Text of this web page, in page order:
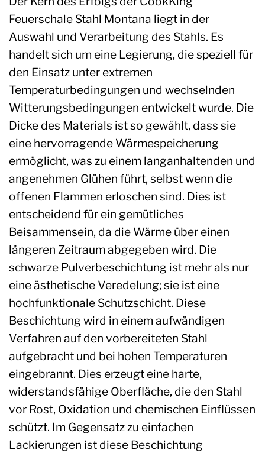
Feuerschale Stahl Montana liegt in der
Auswahl und Verarbeitung des Stahls. Es
handelt sich um eine Legierung, die speziell für
den Einsatz unter extremen
Temperaturbedingungen und wechselnden
Witterungsbedingungen entwickelt wurde. Die
Dicke des Materials ist so gewählt, dass sie
eine hervorragende Wärmespeicherung
ermöglicht, was zu einem langanhaltenden und
angenehmen Glühen führt, selbst wenn die
offenen Flammen erloschen sind. Dies ist
entscheidend für ein gemütliches
Beisammensein, da die Wärme über einen
längeren Zeitraum abgegeben wird. Die
schwarze Pulverbeschichtung ist mehr als nur
eine ästhetische Veredelung; sie ist eine
hochfunktionale Schutzschicht. Diese
Beschichtung wird in einem aufwändigen
Verfahren auf den vorbereiteten Stahl
aufgebracht und bei hohen Temperaturen
eingebrannt. Dies erzeugt eine harte,
widerstandsfähige Oberfläche, die den Stahl
vor Rost, Oxidation und chemischen Einflüssen
schützt. Im Gegensatz zu einfachen
Lackierungen ist diese Beschichtung